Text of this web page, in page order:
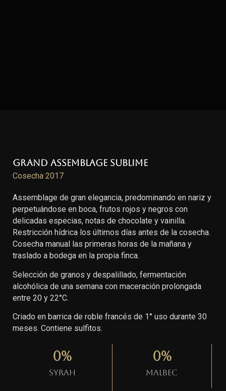
Grand Assemblage Sublime
Cosecha 2017
Assemblage de gran elegancia, predominando en nariz y
perpetuándose en boca, frutos rojos y negros con
delicadas especias, notas de chocolate y vainilla.
Restricción hídrica los últimos días antes de la cosecha.
Cosecha manual las primeras horas de la mañana y
traslado a bodega en la propia finca.
Selección de granos y despalillado, fermentación
alcohólica de una semana con maceración prolongada
entre 20 y 22°C.
Criado en barrica de roble francés de 1° uso durante 30
meses. Contiene sulfitos.
Syrah
0%
Malbec
0%